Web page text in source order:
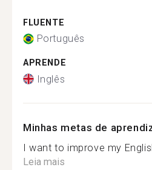
FLUENTE
Português
APRENDE
Inglês
Minhas metas de
I want to improve my
Leia mais